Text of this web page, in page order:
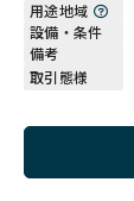
用途地域
設備・条件
備考
取引態様